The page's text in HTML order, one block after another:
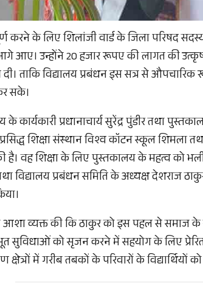
करने के लिए शिलांजी वार्ड के जिला परिषद
आए। उन्होंने 20 हजार रूपए की लागत की
दी। ताकि विद्यालय प्रबंधन इस सत्र से
सके।
के कार्यकारी प्रधानाचार्य सुरेंद्र पुंडीर तथा
शिक्षा संस्थान विश्व कॉटन स्कूल शिमला
है। वह शिक्षा के लिए पुस्तकालय के महत्व को
विद्यालय प्रबंधन समिति के अध्यक्ष देशराज
आशा व्यक्त की कि ठाकुर को इस पहल से समाज के
सुविधाओं को सृजन करने में सहयोग के लिए
क्षेत्रों में गरीब तबकों के परिवारों के विद्यार्थियों